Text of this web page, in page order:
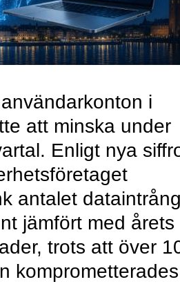
i
att minska under
Enligt nya
antalet
jämfört med årets
trots att över
komprometterades